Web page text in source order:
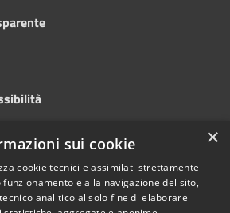
Copyright © 2024 •
Comune diGrottaminarda
×
sui cookie
cookie tecnici e assimilati strettamente
e alla navigazione del sito,
analitico al solo fine di elaborare